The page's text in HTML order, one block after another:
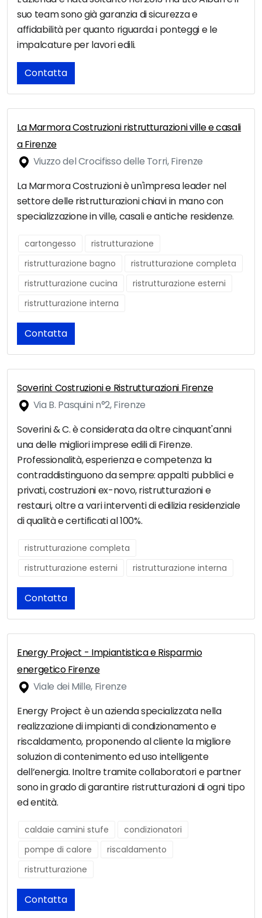
suo team sono già garanzia di sicurezza e
affidabilità per quanto riguarda i ponteggi e le
impalcature per lavori edili.
Contatta
La Marmora Costruzioni ristrutturazioni ville e casali
a Firenze
Viuzzo del Crocifisso delle Torri, Firenze
La Marmora Costruzioni è un'impresa leader nel
settore delle ristrutturazioni chiavi in mano con
specializzazione in ville, casali e antiche residenze.
cartongesso
ristrutturazione
ristrutturazione bagno
ristrutturazione completa
ristrutturazione cucina
ristrutturazione esterni
ristrutturazione interna
Contatta
Soverini: Costruzioni e Ristrutturazioni Firenze
Via B. Pasquini n°2, Firenze
Soverini & C. è considerata da oltre cinquant'anni
una delle migliori imprese edili di Firenze.
Professionalità, esperienza e competenza la
contraddistinguono da sempre: appalti pubblici e
privati, costruzioni ex-novo, ristrutturazioni e
restauri, oltre a vari interventi di edilizia residenziale
di qualità e certificati al 100%.
ristrutturazione completa
ristrutturazione esterni
ristrutturazione interna
Contatta
Energy Project - Impiantistica e Risparmio
energetico Firenze
Viale dei Mille, Firenze
Energy Project è un azienda specializzata nella
realizzazione di impianti di condizionamento e
riscaldamento, proponendo al cliente la migliore
soluzion di contenimento ed uso intelligente
dell’energia. Inoltre tramite collaboratori e partner
sono in grado di garantire ristrutturazioni di ogni tipo
ed entità.
caldaie camini stufe
condizionatori
pompe di calore
riscaldamento
ristrutturazione
Contatta